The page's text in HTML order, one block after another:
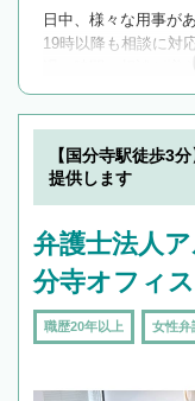
日中、様々な用事が
19時以降も相談に対
遅い時間の相談が増
んで検索してみまし
【国分寺駅徒歩3
提供します
弁護士法人
分寺オフィス
職歴20年以上 女性弁